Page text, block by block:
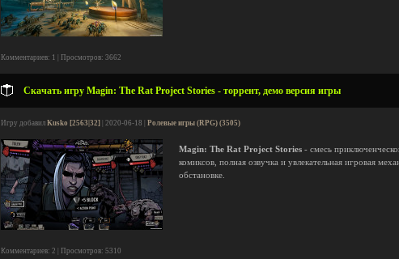
Комментариев: 1 | Просмотров: 3662
Скачать игру Magin: The Rat Project Stories - торрент, демо версия игры
Игру добавил Kusko [2563|32] | 2020-06-18 | Ролевые игры (RPG) (3505)
Magin: The Rat Project Stories - смесь
комиксов, полная озвучка и увлекательная игровая
обстановке.
Комментариев: 2 | Просмотров: 5310